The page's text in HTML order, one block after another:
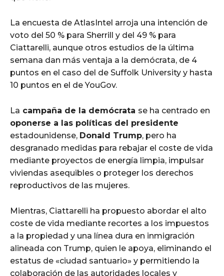
La encuesta de AtlasIntel arroja una intención de
voto del 50 % para Sherrill y del 49 % para
Ciattarelli, aunque otros estudios de la última
semana dan más ventaja a la demócrata, de 4
puntos en el caso del de Suffolk University y hasta
10 puntos en el de YouGov.
La campaña de la demócrata se ha centrado en
oponerse a las políticas del presidente
estadounidense, Donald Trump, pero ha
desgranado medidas para rebajar el coste de vida
mediante proyectos de energía limpia, impulsar
viviendas asequibles o proteger los derechos
reproductivos de las mujeres.
Mientras, Ciattarelli ha propuesto abordar el alto
coste de vida mediante recortes a los impuestos
a la propiedad y una línea dura en inmigración
alineada con Trump, quien le apoya, eliminando el
estatus de «ciudad santuario» y permitiendo la
colaboración de las autoridades locales y